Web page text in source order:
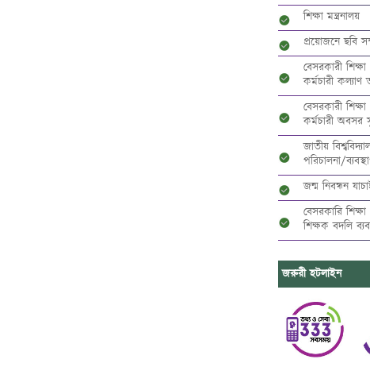
শিক্ষা মন্ত্রনালয়
প্রয়োজনে ছবি
বেসরকারী
কর্মচারী কল্যাণ
বেসরকারী
কর্মচারী অবসর
জাতীয়
পরিচালনা/
জন্ম নিবন্ধন
বেসরকারি শিক্ষা
শিক্ষক বদলি
জরুরী হটলাইন